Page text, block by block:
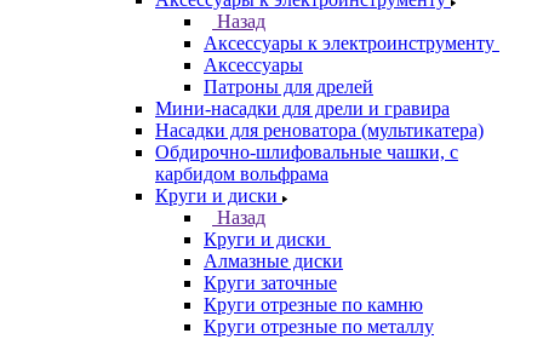
Назад
Аксессуары к электроинструменту
Аксессуары
Патроны для дрелей
Мини-насадки для дрели и гравира
Насадки для реноватора (мультикатера)
Обдирочно-шлифовальные чашки, с
карбидом вольфрама
Круги и диски
Назад
Круги и диски
Алмазные диски
Круги заточные
Круги отрезные по камню
Круги отрезные по металлу